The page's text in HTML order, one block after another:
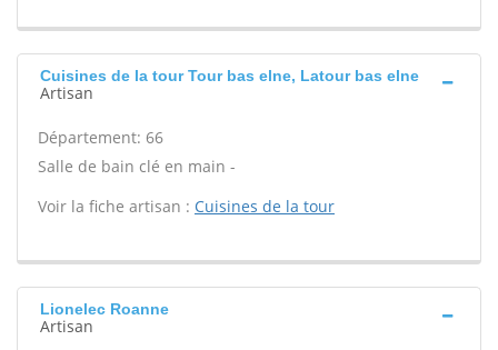
Cuisines de la tour Tour bas elne, Latour bas elne
Artisan
Département: 66
Salle de bain clé en main -
Voir la fiche artisan : Cuisines de la tour
Lionelec Roanne
Artisan